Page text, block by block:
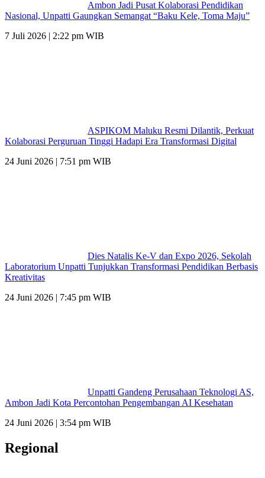
Ambon Jadi Pusat Kolaborasi Pendidikan
Nasional, Unpatti Gaungkan Semangat “Baku Kele, Toma Maju”
7 Juli 2026 | 2:22 pm WIB
ASPIKOM Maluku Resmi Dilantik, Perkuat
Kolaborasi Perguruan Tinggi Hadapi Era Transformasi Digital
24 Juni 2026 | 7:51 pm WIB
Dies Natalis Ke-V dan Expo 2026, Sekolah
Laboratorium Unpatti Tunjukkan Transformasi Pendidikan Berbasis
Kreativitas
24 Juni 2026 | 7:45 pm WIB
Unpatti Gandeng Perusahaan Teknologi AS,
Ambon Jadi Kota Percontohan Pengembangan AI Kesehatan
24 Juni 2026 | 3:54 pm WIB
Regional